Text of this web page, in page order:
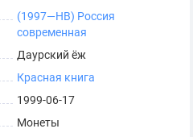
(1997—НВ) Россия
современная
Даурский ёж
Красная книга
1999-06-17
Монеты